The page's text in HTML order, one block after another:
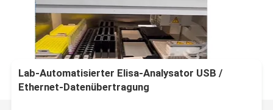
Lab-Automatisierter Elisa-Analysator USB /
Ethernet-Datenübertragung